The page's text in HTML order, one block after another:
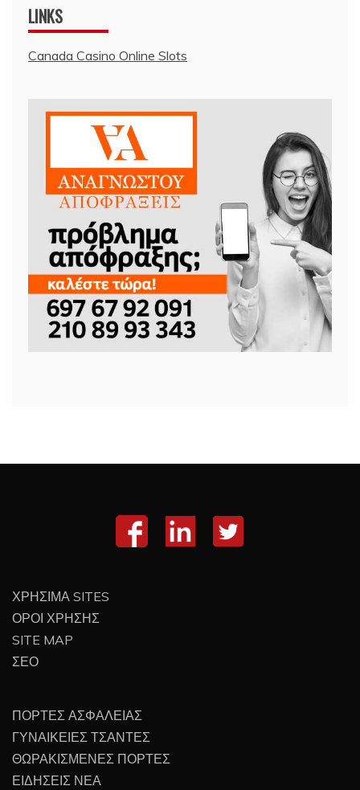
LINKS
Canada Casino Online Slots
ΧΡΗΣΙΜΑ SITES
ΟΡΟΙ ΧΡΗΣΗΣ
SITE MAP
ΣΕΟ
ΠΟΡΤΕΣ ΑΣΦΑΛΕΙΑΣ
ΓΥΝΑΙΚΕΙΕΣ ΤΣΑΝΤΕΣ
ΘΩΡΑΚΙΣΜΕΝΕΣ ΠΟΡΤΕΣ
ΕΙΔΗΣΕΙΣ ΝΕΑ